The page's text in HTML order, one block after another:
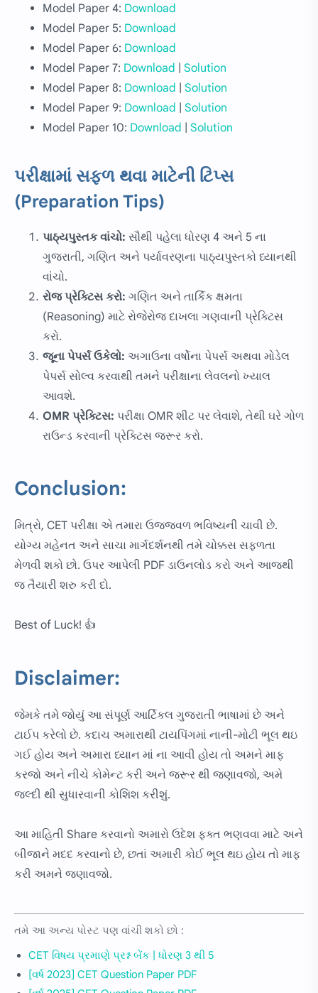
Model Paper 4: Download
Model Paper 5: Download
Model Paper 6: Download
Model Paper 7: Download | Solution
Model Paper 8: Download | Solution
Model Paper 9: Download | Solution
Model Paper 10: Download | Solution
પરીક્ષામાં સફળ થવા માટેની ટિપ્સ
(Preparation Tips)
પાઠ્યપુસ્તક વાંચો: સૌથી પહેલા ધોરણ 4 અને 5 ના
ગુજરાતી, ગણિત અને પર્યાવરણના પાઠ્યપુસ્તકો ધ્યાનથી
વાંચો.
રોજ પ્રેક્ટિસ કરો: ગણિત અને તાર્કિક ક્ષમતા
(Reasoning) માટે રોજેરોજ દાખલા ગણવાની પ્રેક્ટિસ
કરો.
જૂના પેપર્સ ઉકેલો: અગાઉના વર્ષોના પેપર્સ અથવા મોડેલ
પેપર્સ સોલ્વ કરવાથી તમને પરીક્ષાના લેવલનો ખ્યાલ
આવશે.
OMR પ્રેક્ટિસ: પરીક્ષા OMR શીટ પર લેવાશે, તેથી ઘરે ગોળ
રાઉન્ડ કરવાની પ્રેક્ટિસ જરૂર કરો.
Conclusion:
મિત્રો, CET પરીક્ષા એ તમારા ઉજ્જવળ ભવિષ્યની ચાવી છે.
યોગ્ય મહેનત અને સાચા માર્ગદર્શનથી તમે ચોક્કસ સફળતા
મેળવી શકો છો. ઉપર આપેલી PDF ડાઉનલોડ કરો અને આજથી
જ તૈયારી શરુ કરી દો.
Best of Luck! 👍
Disclaimer:
જેમકે તમે જોયું આ સંપૂર્ણ આર્ટિકલ ગુજરાતી ભાષામાં છે અને
ટાઈપ કરેલો છે. કદાચ અમારાથી ટાયપિંગમાં નાની-મોટી ભૂલ થઇ
ગઈ હોય અને અમારા ધ્યાન માં ના આવી હોય તો અમને માફ
કરજો અને નીચે કોમેન્ટ કરી અને જરૂર થી જણાવજો, અમે
જલ્દી થી સુધારવાની કોશિશ કરીશું.
આ માહિતી Share કરવાનો અમારો ઉદેશ ફક્ત ભણવવા માટે અને
બીજાને મદદ કરવાનો છે, છતાં અમારી કોઈ ભૂલ થઇ હોય તો માફ
કરી અમને જણાવજો.
તમે આ અન્ય પોસ્ટ પણ વાંચી શકો છો :
CET વિષય પ્રમાણે પ્રશ્ન બેંક | ધોરણ 3 થી 5
[વર્ષ 2023] CET Question Paper PDF